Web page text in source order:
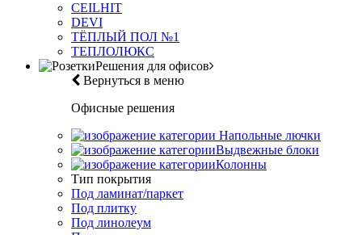
CEILHIT
DEVI
ТЁПЛЫЙ ПОЛ №1
ТЕПЛОЛЮКС
Решения для офисов
Вернуться в меню
Офисные решения
Напольные лючки
Выдвежные блоки
Колонны
Тип покрытия
Под ламинат/паркет
Под плитку
Под линолеум